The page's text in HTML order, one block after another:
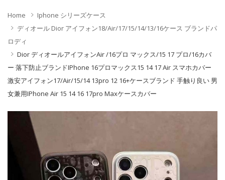
Home
Iphone シリーズケース
ディオール Dior アイフォン18/Air/17/15/14/13/16ケース ブランドパ
ロディ
Dior ディオールアイフォンAir /16プロ マックス/15 17 プロ/16カバ
ー 落下防止ブランドiPhone 16プロマックス15 14 17 Air スマホカバー
激安アイフォン17/air/15/14 13pro 12 16+ケースブランド 手触り良い 男
女兼用iPhone Air 15 14 16 17pro Maxケースカバー